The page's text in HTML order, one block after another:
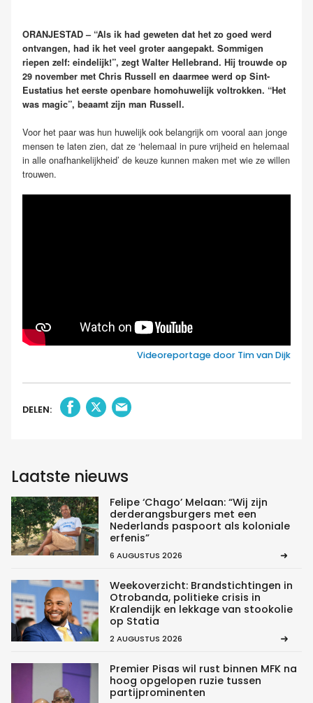
ORANJESTAD – “Als ik had geweten dat het zo goed werd
ontvangen, had ik het veel groter aangepakt. Sommigen
riepen zelf: eindelijk!”, zegt Walter Hellebrand. Hij trouwde op
29 november met Chris Russell en daarmee werd op Sint-
Eustatius het eerste openbare homohuwelijk voltrokken. “Het
was magic”, beaamt zijn man Russell.
Voor het paar was hun huwelijk ook belangrijk om vooral aan jonge
mensen te laten zien, dat ze ‘helemaal in pure vrijheid en helemaal
in alle onafhankelijkheid’ de keuze kunnen maken met wie ze willen
trouwen.
Videoreportage door Tim van Dijk
DELEN:
Laatste nieuws
Felipe ‘Chago’ Melaan: “Wij zijn
derderangsburgers met een
Nederlands paspoort als koloniale
erfenis”
6 AUGUSTUS 2026
Weekoverzicht: Brandstichtingen in
Otrobanda, politieke crisis in
Kralendijk en lekkage van stookolie
op Statia
2 AUGUSTUS 2026
Premier Pisas wil rust binnen MFK na
hoog opgelopen ruzie tussen
partijprominenten